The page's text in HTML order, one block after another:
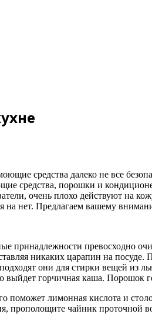
средства далеко не все
средства, порошки и
очень плохо действуют на
на нет. Предлагаем вашему
принадлежности превосходно
никаких царапин на
они для стирки вещей из
выйдет горчичная каша. Порошок
поможет лимонная кислота и
прополощите чайник проточной